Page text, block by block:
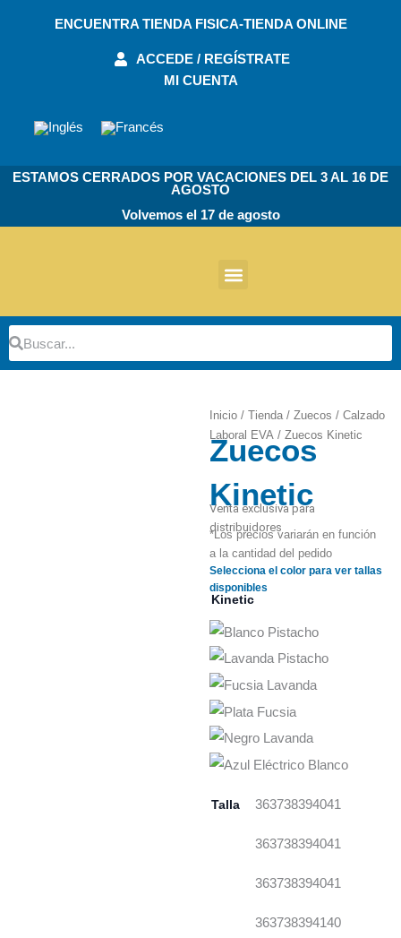
ENCUENTRA TIENDA FISICA-TIENDA ONLINE
ACCEDE / REGÍSTRATE
MI CUENTA
ESTAMOS CERRADOS POR VACACIONES DEL 3 AL 16 DE
AGOSTO
Volvemos el 17 de agosto
BuscarBuscar
Zoom
Inicio / Tienda / Zuecos / Calzado
Laboral EVA / Zuecos Kinetic
Zuecos
Kinetic
Venta exclusiva para
distribuidores
*Los precios variarán en función
a la cantidad del pedido
Selecciona el color para ver tallas
disponibles
Kinetic
Talla 363738394041
363738394041
363738394041
363738394140